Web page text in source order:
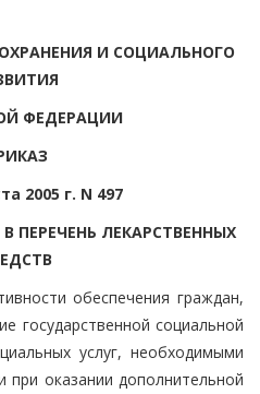
И СОЦИАЛЬНОГО
ФЕДЕРАЦИИ
2005 г. N 497
ПЕРЕЧЕНЬ ЛЕКАРСТВЕННЫХ
обеспечения граждан,
государственной социальной
услуг, необходимыми
при оказании дополнительной